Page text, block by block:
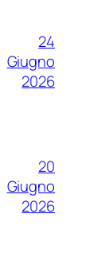
24
Giugno
2026
20
Giugno
2026